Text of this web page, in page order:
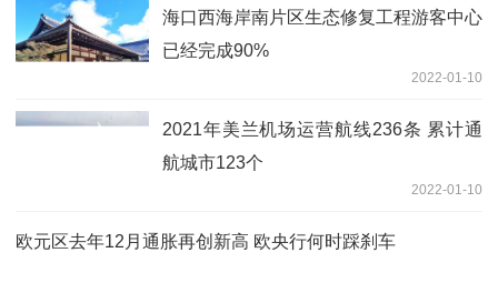
海口西海岸南片区生态修复工程游客中心
已经完成90%
2022-01-10
2021年美兰机场运营航线236条 累计通
航城市123个
2022-01-10
欧元区去年12月通胀再创新高 欧央行何时踩刹车